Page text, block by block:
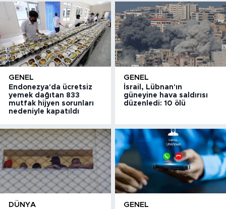
GENEL
Endonezya'da ücretsiz
yemek dağıtan 833
mutfak hijyen sorunları
nedeniyle kapatıldı
GENEL
İsrail, Lübnan'ın
güneyine hava saldırısı
düzenledi: 10 ölü
DÜNYA GENEL